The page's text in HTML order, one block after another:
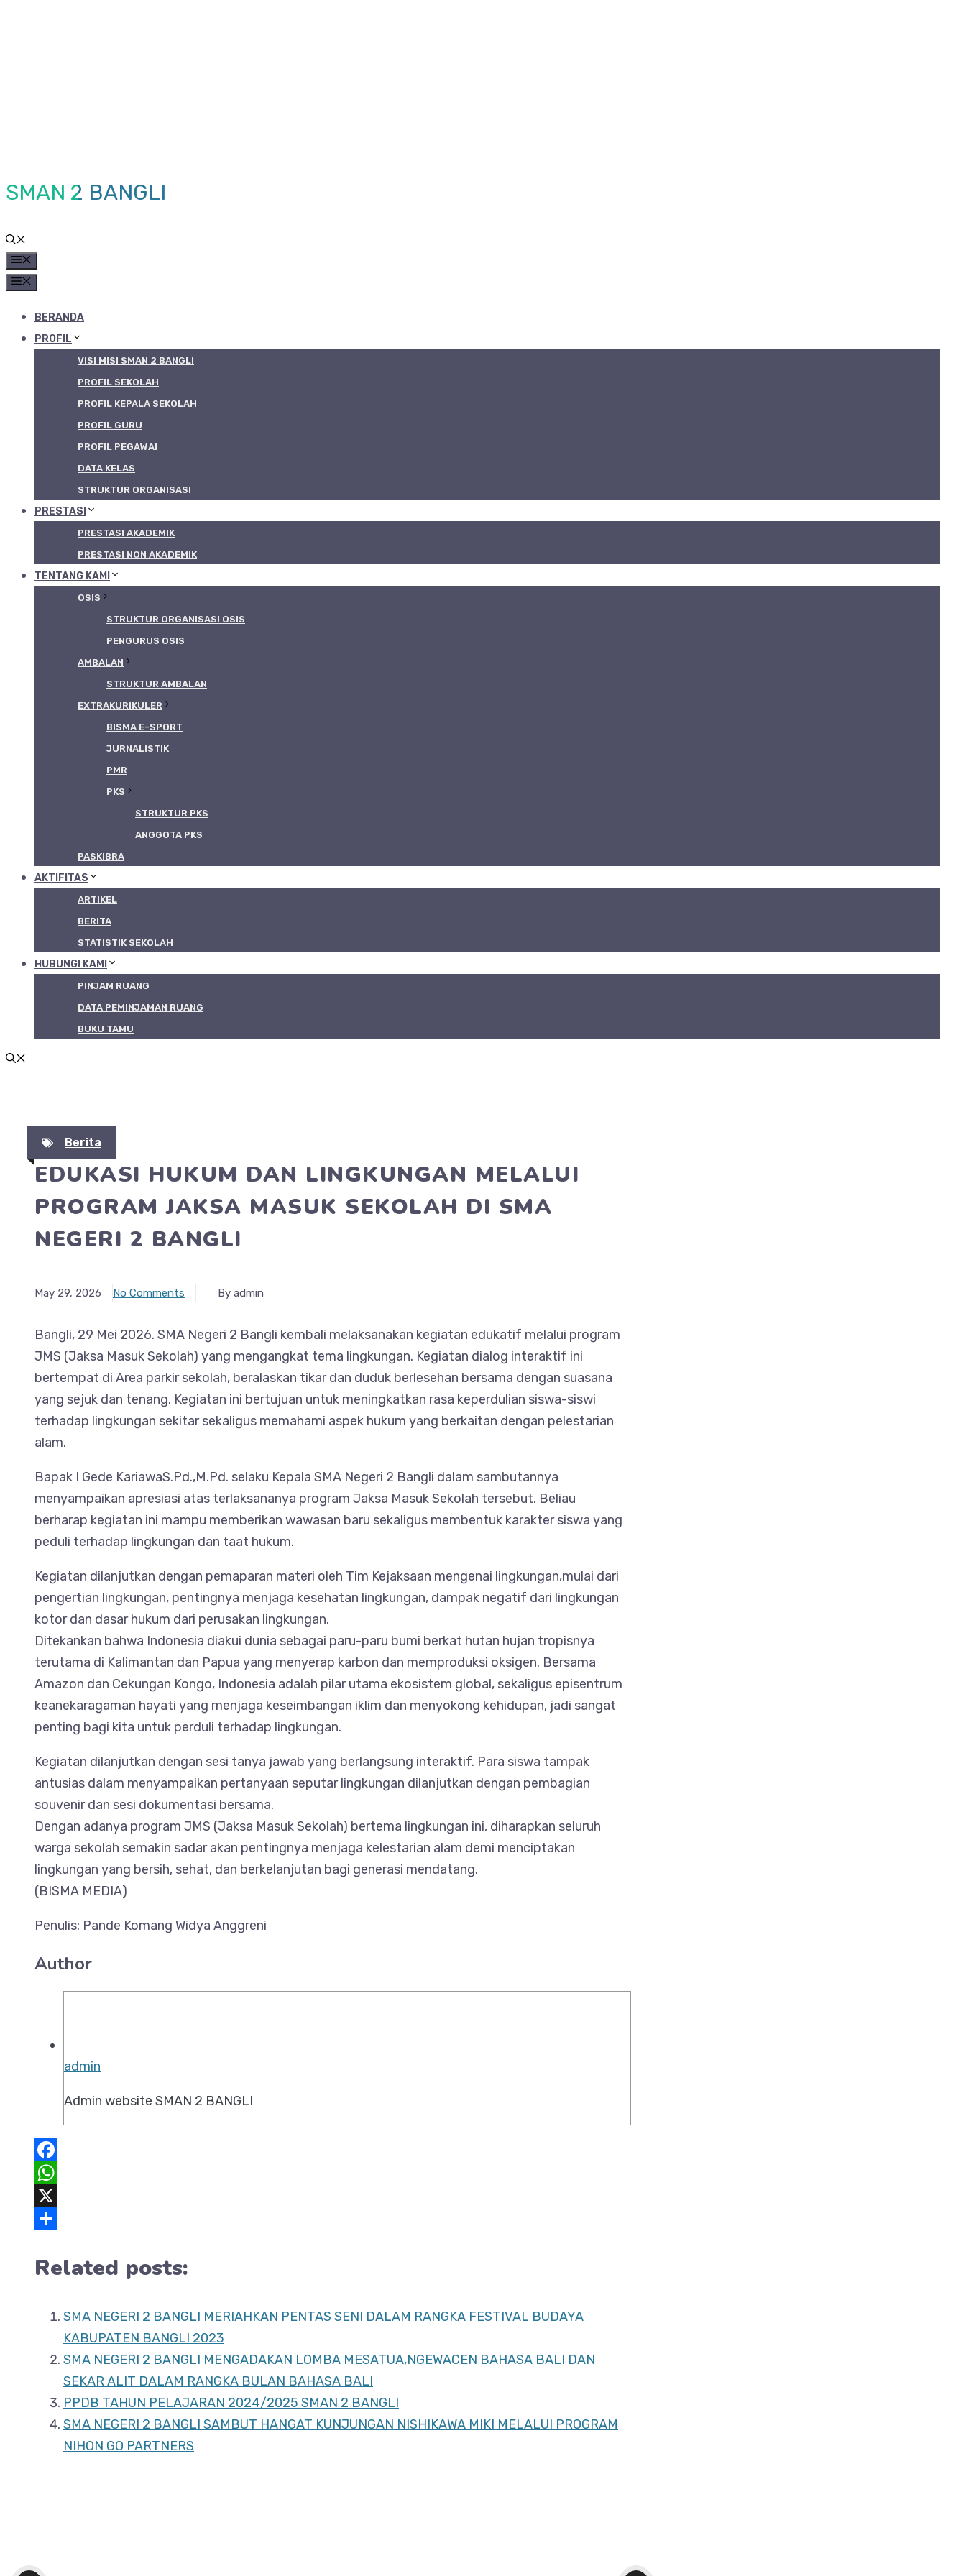
SMAN 2 BANGLI
BERANDA
PROFIL
VISI MISI SMAN 2 BANGLI
PROFIL SEKOLAH
PROFIL KEPALA SEKOLAH
PROFIL GURU
PROFIL PEGAWAI
DATA KELAS
STRUKTUR ORGANISASI
PRESTASI
PRESTASI AKADEMIK
PRESTASI NON AKADEMIK
TENTANG KAMI
OSIS
STRUKTUR ORGANISASI OSIS
PENGURUS OSIS
AMBALAN
STRUKTUR AMBALAN
EXTRAKURIKULER
BISMA E-SPORT
JURNALISTIK
PMR
PKS
STRUKTUR PKS
ANGGOTA PKS
PASKIBRA
AKTIFITAS
ARTIKEL
BERITA
STATISTIK SEKOLAH
HUBUNGI KAMI
PINJAM RUANG
DATA PEMINJAMAN RUANG
BUKU TAMU
Berita
EDUKASI HUKUM DAN LINGKUNGAN MELALUI
PROGRAM JAKSA MASUK SEKOLAH DI SMA
NEGERI 2 BANGLI
May 29, 2026 No Comments By admin
Bangli, 29 Mei 2026. SMA Negeri 2 Bangli kembali melaksanakan kegiatan edukatif melalui program
JMS (Jaksa Masuk Sekolah) yang mengangkat tema lingkungan. Kegiatan dialog interaktif ini
bertempat di Area parkir sekolah, beralaskan tikar dan duduk berlesehan bersama dengan suasana
yang sejuk dan tenang. Kegiatan ini bertujuan untuk meningkatkan rasa keperdulian siswa-siswi
terhadap lingkungan sekitar sekaligus memahami aspek hukum yang berkaitan dengan pelestarian
alam.
Bapak I Gede KariawaS.Pd.,M.Pd. selaku Kepala SMA Negeri 2 Bangli dalam sambutannya
menyampaikan apresiasi atas terlaksananya program Jaksa Masuk Sekolah tersebut. Beliau
berharap kegiatan ini mampu memberikan wawasan baru sekaligus membentuk karakter siswa yang
peduli terhadap lingkungan dan taat hukum.
Kegiatan dilanjutkan dengan pemaparan materi oleh Tim Kejaksaan mengenai lingkungan,mulai dari
pengertian lingkungan, pentingnya menjaga kesehatan lingkungan, dampak negatif dari lingkungan
kotor dan dasar hukum dari perusakan lingkungan.
Ditekankan bahwa Indonesia diakui dunia sebagai paru-paru bumi berkat hutan hujan tropisnya
terutama di Kalimantan dan Papua yang menyerap karbon dan memproduksi oksigen. Bersama
Amazon dan Cekungan Kongo, Indonesia adalah pilar utama ekosistem global, sekaligus episentrum
keanekaragaman hayati yang menjaga keseimbangan iklim dan menyokong kehidupan, jadi sangat
penting bagi kita untuk perduli terhadap lingkungan.
Kegiatan dilanjutkan dengan sesi tanya jawab yang berlangsung interaktif. Para siswa tampak
antusias dalam menyampaikan pertanyaan seputar lingkungan dilanjutkan dengan pembagian
souvenir dan sesi dokumentasi bersama.
Dengan adanya program JMS (Jaksa Masuk Sekolah) bertema lingkungan ini, diharapkan seluruh
warga sekolah semakin sadar akan pentingnya menjaga kelestarian alam demi menciptakan
lingkungan yang bersih, sehat, dan berkelanjutan bagi generasi mendatang.
(BISMA MEDIA)
Penulis: Pande Komang Widya Anggreni
Author
admin
Admin website SMAN 2 BANGLI
Facebook
WhatsApp
X
Related posts:
SMA NEGERI 2 BANGLI MERIAHKAN PENTAS SENI DALAM RANGKA FESTIVAL BUDAYA
KABUPATEN BANGLI 2023
SMA NEGERI 2 BANGLI MENGADAKAN LOMBA MESATUA,NGEWACEN BAHASA BALI DAN
SEKAR ALIT DALAM RANGKA BULAN BAHASA BALI
PPDB TAHUN PELAJARAN 2024/2025 SMAN 2 BANGLI
SMA NEGERI 2 BANGLI SAMBUT HANGAT KUNJUNGAN NISHIKAWA MIKI MELALUI PROGRAM
NIHON GO PARTNERS